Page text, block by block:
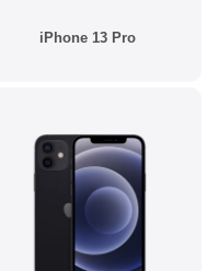
iPhone 13 Pro